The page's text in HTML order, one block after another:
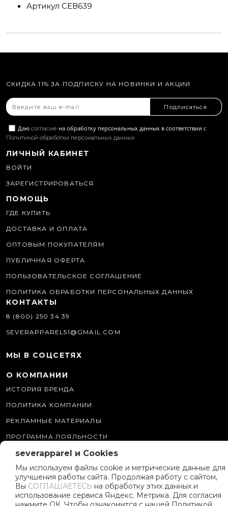
Артикул СЕВ639
СКИДКА 11% ЗА ПОДПИСКУ НА НОВИНКИ И АКЦИИ
Подписаться
Даю согласие на обработку персональных данных в соответствии с
Политикой обработки персональных данных
ЛИЧНЫЙ КАБИНЕТ
ВОЙТИ
ЗАРЕГИСТРИРОВАТЬСЯ
ПОМОЩЬ
ГДЕ КУПИТЬ
ДОСТАВКА И ОПЛАТА
ОПТОВЫМ ПОКУПАТЕЛЯМ
ПУБЛИЧНАЯ ОФЕРТА
ПОЛЬЗОВАТЕЛЬСКОЕ СОГЛАШЕНИЕ
ПОЛИТИКА ОБРАБОТКИ ПЕРСОНАЛЬНЫХ ДАННЫХ
КОНТАКТЫ
8 (800) 250 34 39
SEVERAPPAREL51@GMAIL.COM
МЫ В СОЦСЕТЯХ
О КОМПАНИИ
ИСТОРИЯ БРЕНДА
ПОЛИТИКА КОМПАНИИ
РЕКЛАМНЫЕ МАТЕРИАЛЫ
ПРОГРАММА ЛОЯЛЬНОСТИ
severapparel и Cookies
Мы используем файлы cookie и метрические данные для
улучшения работы сайта. Продолжая работу с сайтом,
Вы СОГЛАШАЕТЕСЬ на обработку этих данных и
использование сервиса Яндекс. Метрика. Для согласия